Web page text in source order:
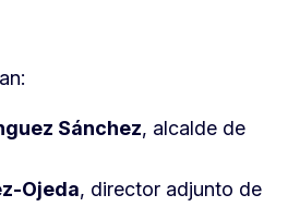
Sánchez, alcalde de
Ojeda, director adjunto de